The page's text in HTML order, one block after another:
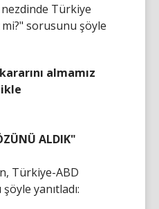
Türkiye
sorusunu şöyle
almamız
ALDIK"
Türkiye-ABD
yanıtladı: